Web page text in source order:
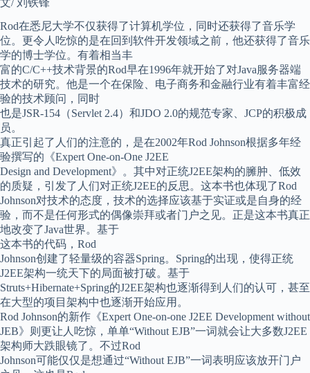
文/ 刘铁锋
Rod在悉尼大学不仅获得了计算机学位，同时还获得了音乐学
位。更令人吃惊的是在回到软件开发领域之前，他还获得了音乐
学的博士学位。有着相当丰
富的C/C++技术背景的Rod早在1996年就开始了对Java服务器端
技术的研究。他是一个在保险、电子商务和金融行业有着丰富经
验的技术顾问，同时
也是JSR-154（Servlet 2.4）和JDO 2.0的规范专家、JCP的积极成
员。
真正引起了人们的注意的，是在2002年Rod Johnson根据多年经
验撰写的《Expert One-on-One J2EE
Design and Development》。其中对正统J2EE架构的臃肿、低效
的质疑，引发了人们对正统J2EE的反思。这本书也体现了Rod
Johnson对技术的态度，技术的选择应该基于实证或是自身的经
验，而不是任何形式的偶像崇拜或者门户之见。正是这本书真正
地改变了Java世界。基于
这本书的代码，Rod
Johnson创建了轻量级的容器Spring。Spring的出现，使得正统
J2EE架构一统天下的局面被打破。基于
Struts+Hibernate+Spring的J2EE架构也逐渐得到人们的认可，甚至
在大型的项目架构中也逐渐开始应用。
Rod Johnson的新作《Expert One-on-one J2EE Development without
JEB》则更让人吃惊，单单“Without EJB”一词就会让大多数J2EE
架构师大跌眼镜了。不过Rod
Johnson可能仅仅是想通过“Without EJB”一词表明应该放开门户